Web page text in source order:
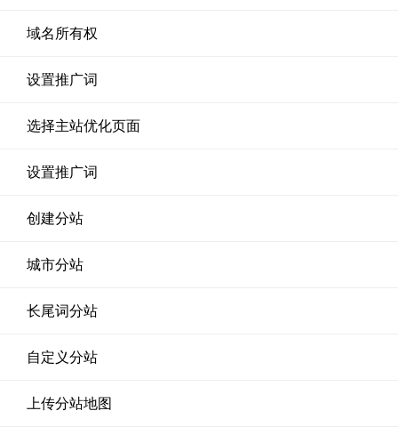
域名所有权
设置推广词
选择主站优化页面
设置推广词
创建分站
城市分站
长尾词分站
自定义分站
上传分站地图